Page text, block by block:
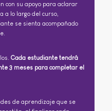
con su apoyo para aclarar
a lo largo del curso,
se sienta acompañado
Cada estudiante tendrá
3 meses para completar el
de aprendizaje que se